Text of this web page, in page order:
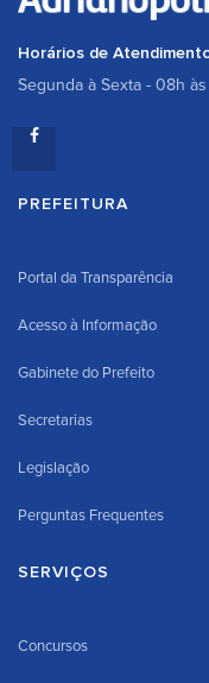
Horários de
Segunda à Sexta - 08h às
PREFEITURA
Portal da Transparência
Acesso à Informação
Gabinete do Prefeito
Secretarias
Legislação
Perguntas Frequentes
SERVIÇOS
Concursos